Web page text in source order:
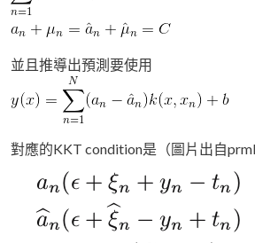
並且推導出預測要使用
對應的KKT condition是（圖片出自prml